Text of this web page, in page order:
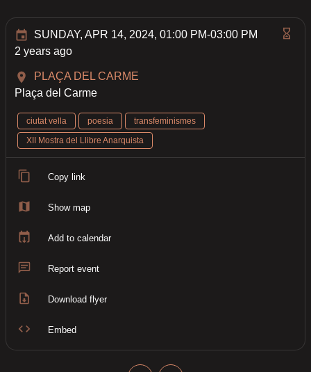
SUNDAY, APR 14, 2024, 01:00 PM-03:00 PM
2 years ago
PLAÇA DEL CARME
Plaça del Carme
ciutat vella poesia
transfeminismes
XII Mostra del Llibre Anarquista
Copy link
Show map
Add to calendar
Report event
Download flyer
Embed